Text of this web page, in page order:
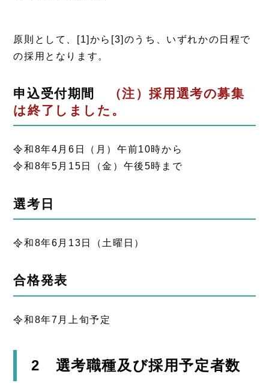
原則として、[1]から[3]のうち、いずれかの日程で
の採用となります。
申込受付期間
（注）採用選考の募集
は終了しました。
令和8年4月6日（月）午前10時から
令和8年5月15日（金）午後5時まで
選考日
令和8年6月13日（土曜日）
合格発表
令和8年7月上旬予定
2 選考職種及び採用予定者数